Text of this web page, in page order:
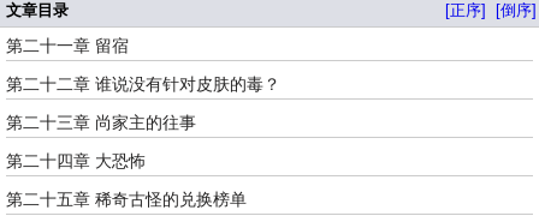
文章目录 [正序] [倒序]
第二十一章 留宿
第二十二章 谁说没有针对皮肤的毒？
第二十三章 尚家主的往事
第二十四章 大恐怖
第二十五章 稀奇古怪的兑换榜单